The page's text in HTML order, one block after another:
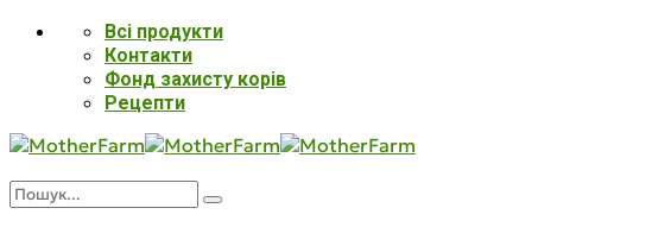
Всі продукти
Контакти
Фонд захисту корів
Рецепти